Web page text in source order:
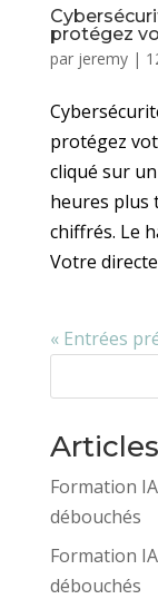
protégez
par jeremy|
protégez
cliqué sur
heures plus
chiffrés. Le
Votre
« Entrées
Formation
débouchés
Formation
débouchés